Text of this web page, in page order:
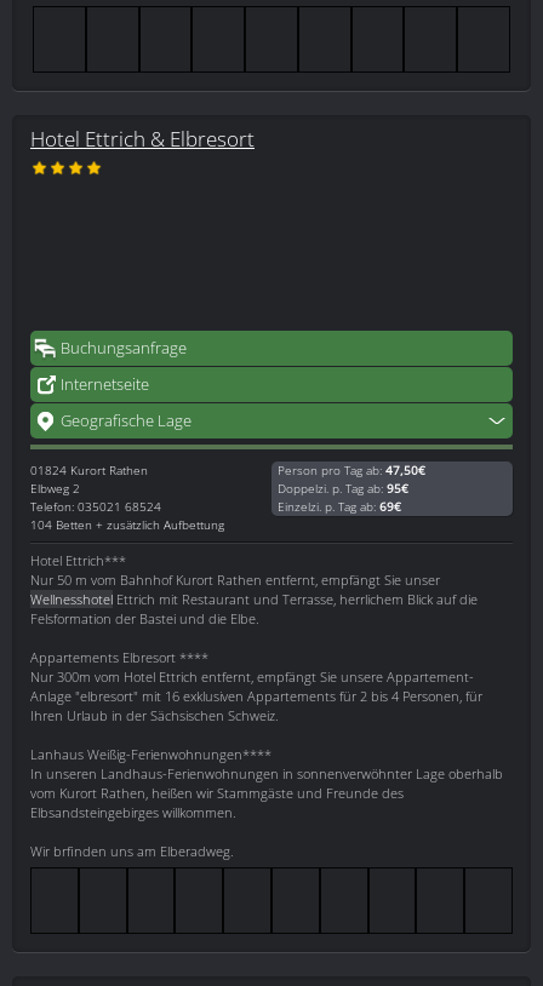
Hotel Ettrich & Elbresort
Buchungsanfrage
Internetseite
Geografische Lage
01824 Kurort Rathen
Elbweg 2
Telefon: 035021 68524
104 Betten + zusätzlich Aufbettung
Person pro Tag ab: 47,50€
Doppelzi. p. Tag ab: 95€
Einzelzi. p. Tag ab: 69€
Hotel Ettrich***
Nur 50 m vom Bahnhof Kurort Rathen entfernt, empfängt Sie unser
Wellnesshotel Ettrich mit Restaurant und Terrasse, herrlichem Blick auf die
Felsformation der Bastei und die Elbe.
Appartements Elbresort ****
Nur 300m vom Hotel Ettrich entfernt, empfängt Sie unsere Appartement-
Anlage "elbresort" mit 16 exklusiven Appartements für 2 bis 4 Personen, für
Ihren Urlaub in der Sächsischen Schweiz.
Lanhaus Weißig-Ferienwohnungen****
In unseren Landhaus-Ferienwohnungen in sonnenverwöhnter Lage oberhalb
vom Kurort Rathen, heißen wir Stammgäste und Freunde des
Elbsandsteingebirges willkommen.
Wir brfinden uns am Elberadweg.